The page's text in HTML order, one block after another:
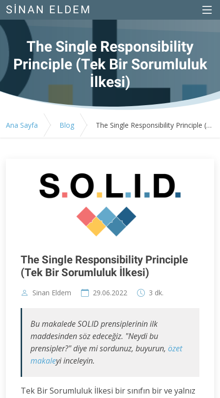
SINAN ELDEM
The Single Responsibility
Principle (Tek Bir Sorumluluk
İlkesi)
Ana Sayfa Blog The Single Responsibility Principle (Tek Bir Sorumluluk İlkesi)
The Single Responsibility Principle
(Tek Bir Sorumluluk İlkesi)
Sinan Eldem 29.06.2022 3 dk.
Bu makalede SOLID prensiplerinin ilk
maddesinden söz edeceğiz. "Neydi bu
prensipler?" diye mi sordunuz, buyurun, özet
makaleyi inceleyin.
Tek Bir Sorumluluk İlkesi bir sınıfın bir ve yalnız